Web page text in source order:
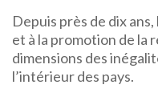
Depuis près de dix
et à la promotion de la
dimensions des
l’intérieur des pays.